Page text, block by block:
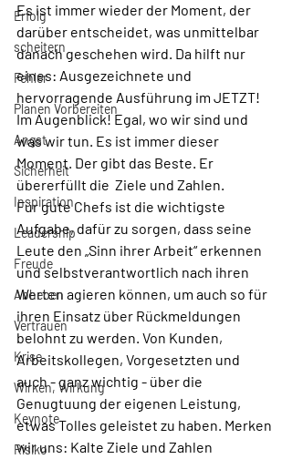
Erfolg
scheitern
Fehler
Planen Vorbereiten
Angst
Sicherheit
Inspiration
Leadership
Freude
Abheben
Vertrauen
Krise
Wirken, Wirkung
Keynote
Risiko
Es ist immer wieder der Moment, der
darüber entscheidet, was unmittelbar
danach geschehen wird. Da hilft nur
eines: Ausgezeichnete und
hervorragende Ausführung im JETZT!
Im Augenblick! Egal, wo wir sind und
was wir tun. Es ist immer dieser
Moment. Der gibt das Beste. Er
übererfüllt die  Ziele und Zahlen.
Für gute Chefs ist die wichtigste
Aufgabe, dafür zu sorgen, dass seine
Leute den „Sinn ihrer Arbeit“ erkennen
und selbstverantwortlich nach ihren
Werten agieren können, um auch so für
ihren Einsatz über Rückmeldungen
belohnt zu werden. Von Kunden,
Arbeitskollegen, Vorgesetzten und
auch - ganz wichtig - über die
Genugtuung der eigenen Leistung,
etwas Tolles geleistet zu haben. Merken
wir uns: Kalte Ziele und Zahlen